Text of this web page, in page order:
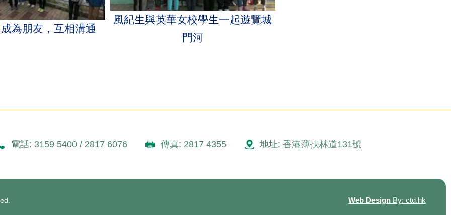
為朋友，互相溝通
風紀生與英華女校學生一起遊覽城
門河
電話: 3159 5400 / 2817 6076 傳真: 2817 4355 地址: 香港薄扶林道131號
Web Design By: ctd.hk